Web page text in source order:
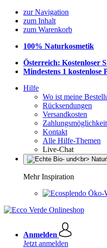
zur Navigation
zum Inhalt
zum Warenkorb
100% Naturkosmetik
Österreich: Kostenloser
Mindestens 1 kostenlose
Hilfe
Wo ist meine
Rücksendungen
Versandkosten
Kontakt
Alle Hilfe-Themen
Live-Chat
Mehr Inspiration
Öko-
Anmelden
Jetzt anmelden